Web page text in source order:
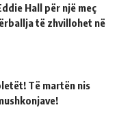
Hall për një meç
të zhvillohet në
Të martën nis